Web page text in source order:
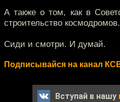
А также о том, как в
строительство космодромов.
Сиди и смотри. И думай.
Подписывайся на канал
Вступай в нашу